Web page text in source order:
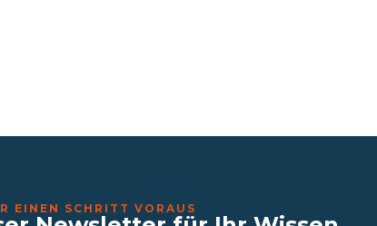
EINEN SCHRITT VORAUS